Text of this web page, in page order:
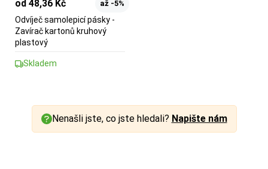
od 48,36 Kč až -5%
Odvíječ samolepicí pásky -
Zavírač kartonů kruhový
plastový
Skladem
Nenašli jste, co jste hledali? Napište nám